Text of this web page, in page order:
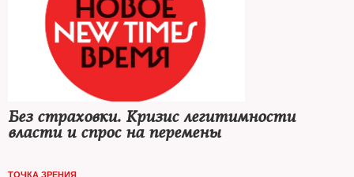
Без страховки. Кризис легитимности
власти и спрос на перемены
ТОЧКА ЗРЕНИЯ